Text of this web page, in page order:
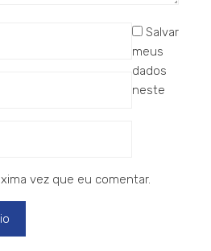
Salvar
meus
dados
neste
vez que eu comentar.